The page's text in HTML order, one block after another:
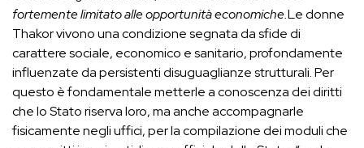
fortemente limitato alle opportunità economiche.Le donne
Thakor vivono una condizione segnata da sfide di
carattere sociale, economico e sanitario, profondamente
influenzate da persistenti disuguaglianze strutturali. Per
questo è fondamentale metterle a conoscenza dei diritti
che lo Stato riserva loro, ma anche accompagnarle
fisicamente negli uffici, per la compilazione dei moduli che